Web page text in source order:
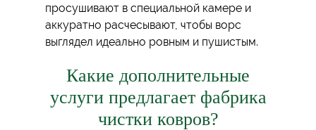
просушивают в специальной камере и
аккуратно расчесывают, чтобы ворс
выглядел идеально ровным и пушистым.
Какие дополнительные
услуги предлагает фабрика
чистки ковров?